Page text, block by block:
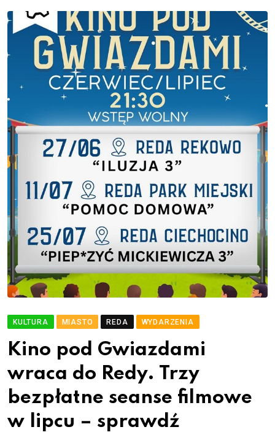
KULTURA MIASTO REDA WYDARZENIA
Kino pod Gwiazdami
wraca do Redy. Trzy
bezpłatne seanse filmowe
w lipcu – sprawdź